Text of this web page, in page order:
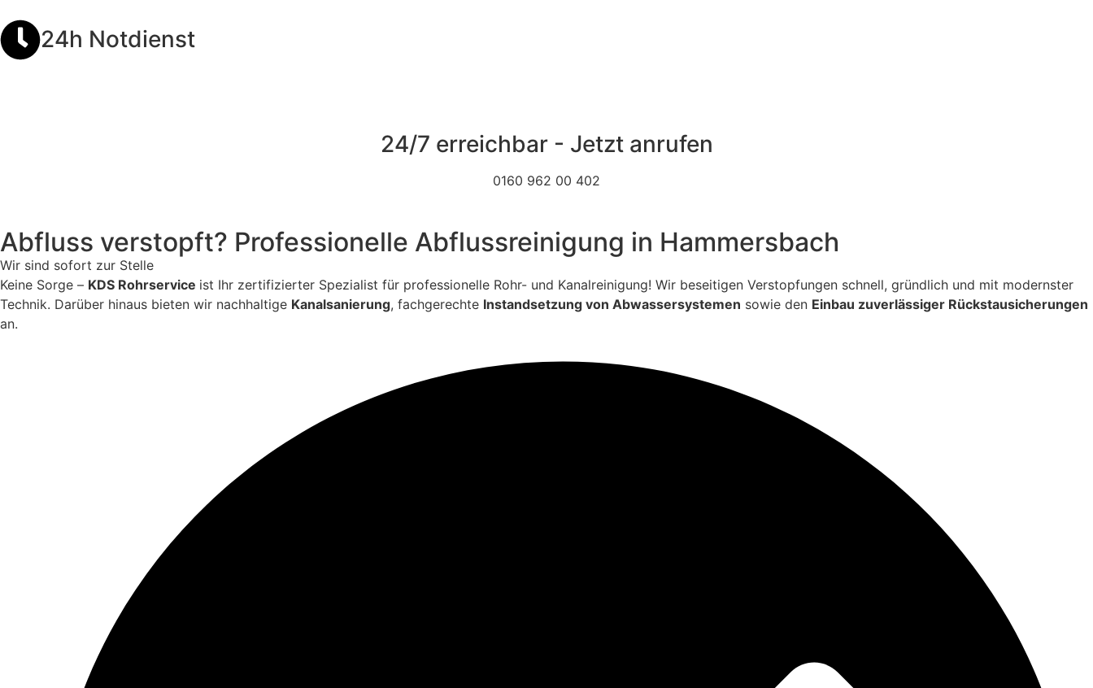
24h Notdienst
24/7 erreichbar - Jetzt anrufen
0160 962 00 402
Abfluss verstopft? Professionelle Abflussreinigung in Hammersbach
Wir sind sofort zur Stelle
Keine Sorge – KDS Rohrservice ist Ihr zertifizierter Spezialist für professionelle Rohr- und Kanalreinigung! Wir beseitigen Verstopfungen schnell, gründlich und mit modernster
Technik. Darüber hinaus bieten wir nachhaltige Kanalsanierung, fachgerechte Instandsetzung von Abwassersystemen sowie den Einbau zuverlässiger Rückstausicherungen
an.